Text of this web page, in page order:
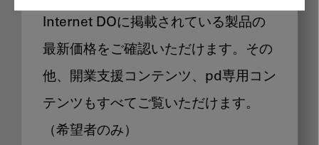
Internet DOに掲載されている製品の
最新価格をご確認いただけます。その
他、開業支援コンテンツ、pd専用コン
テンツもすべてご覧いただけます。
（希望者のみ）